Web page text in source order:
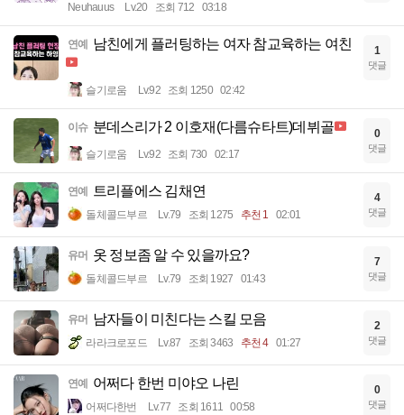
Neuhauus Lv.20 조회 712 03:18
연예 남친에게 플러팅하는 여자 참교육하는 여친
슬기로움 Lv.92 조회 1250 02:42
1
댓글
이슈 분데스리가 2 이호재(다름슈타트)데뷔골
슬기로움 Lv.92 조회 730 02:17
0
댓글
연예 트리플에스 김채연
돌체콜드부르 Lv.79 조회 1275 추천 1 02:01
4
댓글
유머 옷 정보좀 알 수 있을까요?
돌체콜드부르 Lv.79 조회 1927 01:43
7
댓글
유머 남자들이 미친다는 스킬 모음
라라크로포드 Lv.87 조회 3463 추천 4 01:27
2
댓글
연예 어쩌다 한번 미야오 나린
어쩌다한번 Lv.77 조회 1611 00:58
0
댓글